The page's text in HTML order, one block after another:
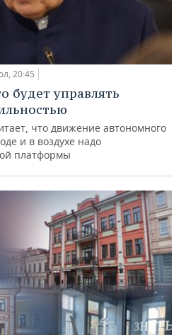
20:45
будет управлять
что движение автономного
и в воздухе надо
платформы